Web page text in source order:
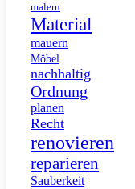
malern
Material
mauern
Möbel
nachhaltig
Ordnung
planen
Recht
renovieren
reparieren
Sauberkeit